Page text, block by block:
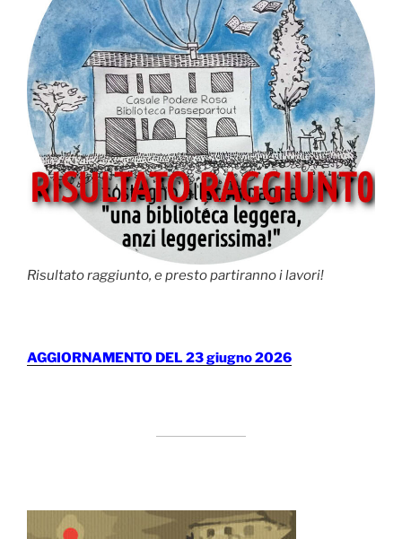
Risultato raggiunto, e presto partiranno i lavori!
AGGIORNAMENTO DEL 23 giugno 2026